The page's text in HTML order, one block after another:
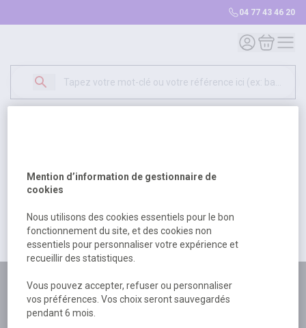
04 77 43 46 20
Mon compte
Mon
500
excuser pour la gêne occasionée.
Retour Retour à l'accueil
Plus de 180 personnes
à votre écoute
Plus de 80 000 références
Mention d’information de gestionnaire de
cookies
Nous utilisons des cookies essentiels pour le bon
fonctionnement du site, et des cookies non
essentiels pour personnaliser votre expérience et
recueillir des statistiques.
Vous pouvez accepter, refuser ou personnaliser
vos préférences. Vos choix seront sauvegardés
pendant 6 mois.